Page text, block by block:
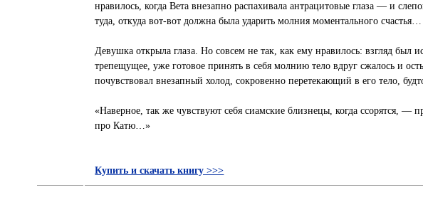
нравилось, когда Вета внезапно распахивала антрацитовые глаза — и
туда, откуда вот-вот должна была ударить молния моментального счастья…
Девушка открыла глаза. Но совсем не так, как ему нравилось: взгляд был
трепещущее, уже готовое принять в себя молнию тело вдруг сжалось и
почувствовал внезапный холод, сокровенно перетекающий в его тело,
«Наверное, так же чувствуют себя сиамские близнецы, когда ссорятся,
про Катю…»
Купить и скачать книгу >>>